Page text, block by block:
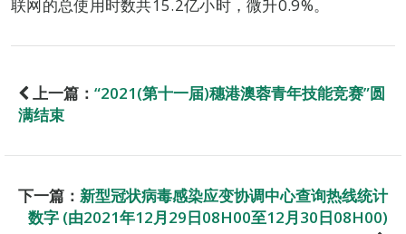
联网的总使用时数共15.2亿小时，微升0.9%。
上一篇： “2021(第十一届)穗港澳蓉青年技能竞赛”圆
满结束
下一篇： 新型冠状病毒感染应变协调中心查询热线统计
数字 (由2021年12月29日08H00至12月30日08H00)